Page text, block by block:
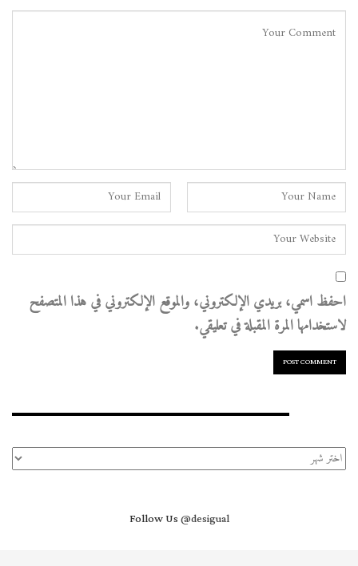
احفظ اسمي، بريدي الإلكتروني، والموقع الإلكتروني في هذا المتصفح
لاستخدامها المرة المقبلة في تعليقي.
الأرشيف
Follow Us@desigual